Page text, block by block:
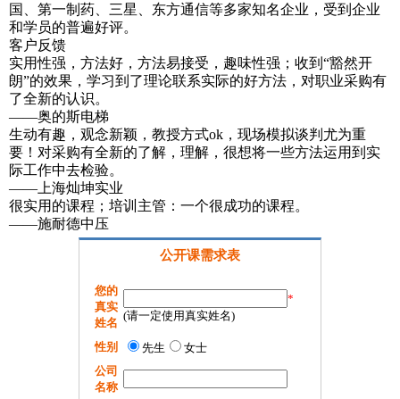
国、第一制药、三星、东方通信等多家知名企业，受到企业
和学员的普遍好评。
客户反馈
实用性强，方法好，方法易接受，趣味性强；收到“豁然开
朗”的效果，学习到了理论联系实际的好方法，对职业采购有
了全新的认识。
——奥的斯电梯
生动有趣，观念新颖，教授方式ok，现场模拟谈判尤为重
要！对采购有全新的了解，理解，很想将一些方法运用到实
际工作中去检验。
——上海灿坤实业
很实用的课程；培训主管：一个很成功的课程。
——施耐德中压
公开课需求表
您的
真实
姓名
*
(请一定使用真实姓名)
性别 先生
女士
公司
名称